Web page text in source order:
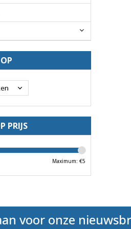
PRIJS
Maximum: €5
voor onze